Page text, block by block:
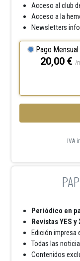
Acceso al club
Acceso a la
Newsletters
Pago Mensual
20,00 € /
IVA
Periódico en
Revistas YES y
Edición impresa
Todas las
Contenidos